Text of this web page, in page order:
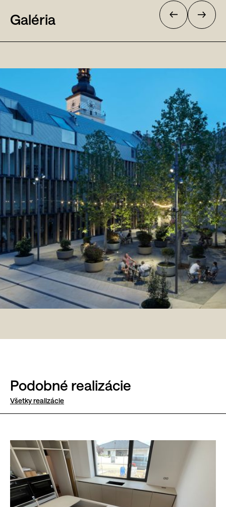
Galéria
Podobné realizácie
Všetky realizácie